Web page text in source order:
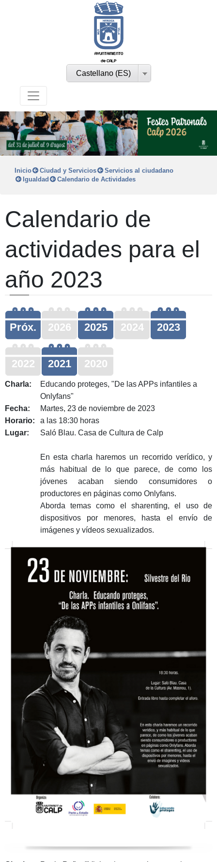
AYUNTAMIENTO
de CALP
Castellano (ES)
Inicio Ciudad y Servicios
Servicios al ciudadano
Igualdad
Calendario de Actividades
Calendario de
actividades para el
año 2023
Próx. 2026 2025 2024 2023
2022 2021 2020
Charla:
Educando proteges, "De las APPs infantiles a
Onlyfans"
Fecha:
Martes, 23 de noviembre de 2023
Horario:
a las 18:30 horas
Lugar:
Saló Blau. Casa de Cultura de Calp
En esta charla haremos un recorrido verídico, y
más habitual de lo que parece, de como los
jóvenes acaban siendo consumidores o
productores en páginas como Onlyfans.
Aborda temas como el sharenting, el uso de
dispositivos por menores, hasta el envío de
imágenes y vídeos sexualizados.